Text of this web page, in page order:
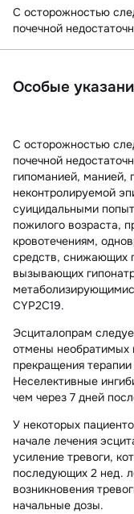
C осторожностью
почечной
Особые
C осторожностью
почечной
гипоманией, манией,
неконтролируемой
суицидальными
пожилого возраста,
кровотечениям,
средств, снижающих
вызывающих
CYP2C19.
Эсциталопрам
отмены необратимых
прекращения
Неселективные
чем через 7 дней
У некоторых
начале лечения
усиление тревоги,
последующих 2 нед.
возникновения
начальные дозы.